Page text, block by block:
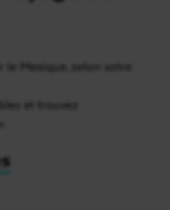
le Mexique, selon votre
et trouvez